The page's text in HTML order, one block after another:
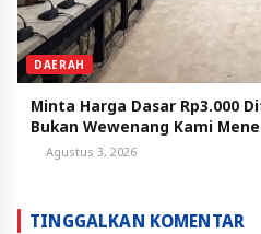
DAERAH
Minta Harga Dasar Rp3.000
Bukan Wewenang Kami
Agustus 3, 2026
TINGGALKAN KOMENTAR